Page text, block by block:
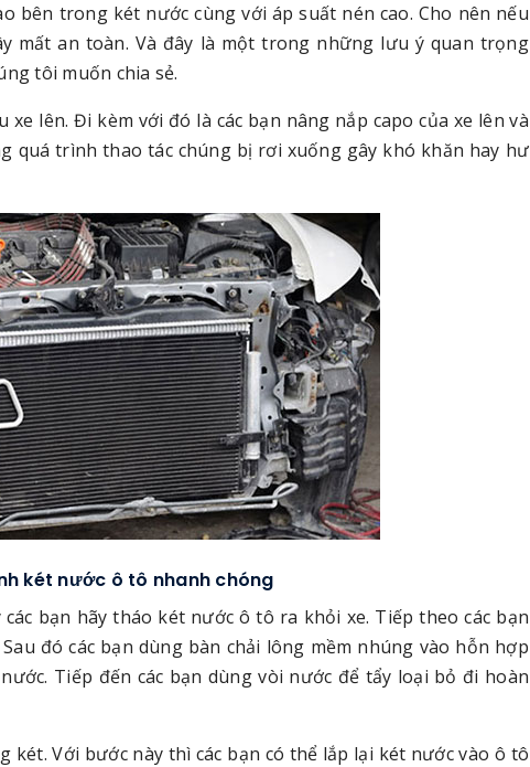
bên trong két nước cùng với áp suất nén cao. Cho nên nếu
mất an toàn. Và đây là một trong những lưu ý quan trọng
tôi muốn chia sẻ.
lên. Đi kèm với đó là các bạn nâng nắp capo của xe lên và
quá trình thao tác chúng bị rơi xuống gây khó khăn hay hư
két nước ô tô nhanh chóng
bạn hãy tháo két nước ô tô ra khỏi xe. Tiếp theo các bạn
đó các bạn dùng bàn chải lông mềm nhúng vào hỗn hợp
Tiếp đến các bạn dùng vòi nước để tẩy loại bỏ đi hoàn
két. Với bước này thì các bạn có thể lắp lại két nước vào ô tô